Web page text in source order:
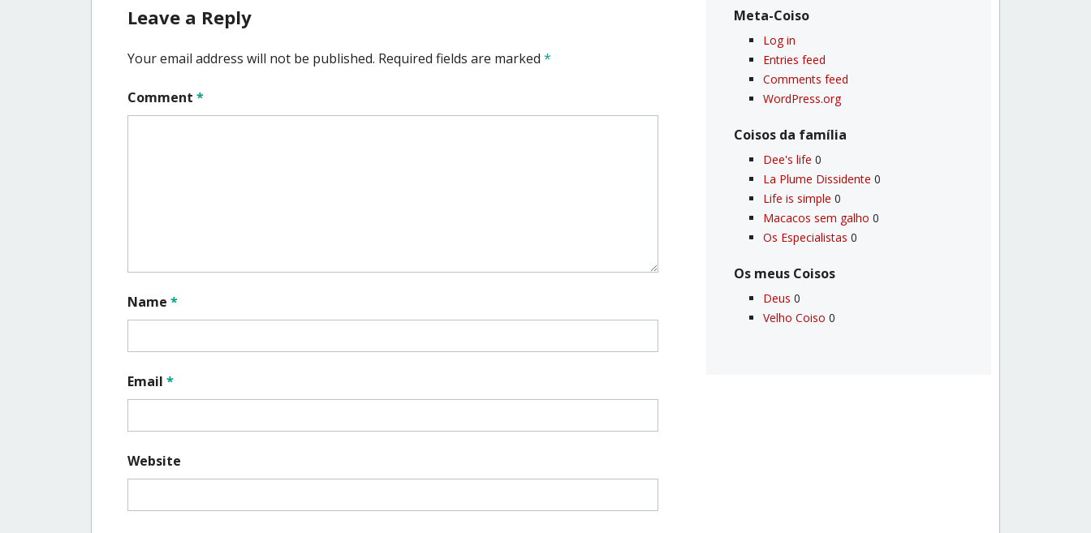
Leave a Reply
Your email address will not be published. Required fields are marked *
Comment *
Name *
Email *
Website
Meta-Coiso
Log in
Entries feed
Comments feed
WordPress.org
Coisos da famí­lia
Dee's life 0
La Plume Dissidente 0
Life is simple 0
Macacos sem galho 0
Os Especialistas 0
Os meus Coisos
Deus 0
Velho Coiso 0